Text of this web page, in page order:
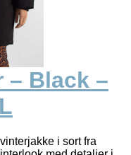
– Black –
i sort fra